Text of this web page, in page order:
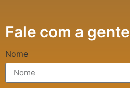
Fale com a gente
Nome